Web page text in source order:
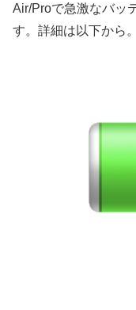
Air/Proで急激なバッ
す。詳細は以下から。